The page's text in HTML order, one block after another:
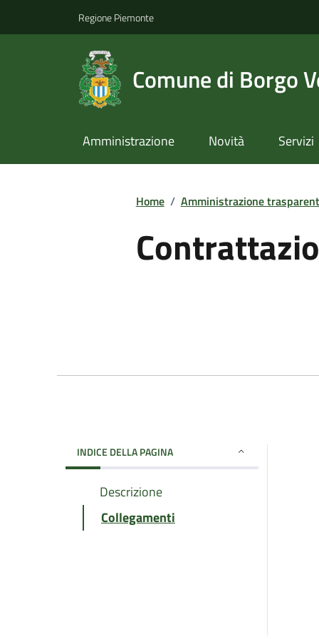
Regione Piemonte
Comune di Borgo
Amministrazione Novità Servizi
Home / Amministrazione
INDICE DELLA PAGINA
Descrizione
Collegamenti